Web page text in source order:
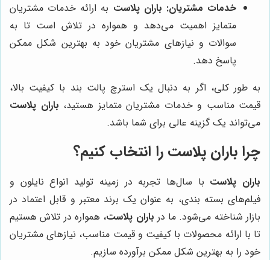
خدمات مشتریان: باران پلاست به ارائه خدمات مشتریان
متمایز اهمیت می‌دهد و همواره در تلاش است تا به
سوالات و نیازهای مشتریان خود به بهترین شکل ممکن
پاسخ دهد.
به طور کلی، اگر به دنبال یک استرچ پالت بند با کیفیت بالا،
قیمت مناسب و خدمات مشتریان متمایز هستید، باران پلاست
می‌تواند یک گزینه عالی برای شما باشد.
چرا باران پلاست را انتخاب کنیم؟
باران پلاست با سال‌ها تجربه در زمینه تولید انواع نایلون و
فیلم‌های بسته بندی، به عنوان یک برند معتبر و قابل اعتماد در
بازار شناخته می‌شود. ما در باران پلاست، همواره در تلاش هستیم
تا با ارائه محصولات با کیفیت و قیمت مناسب، نیازهای مشتریان
خود را به بهترین شکل ممکن برآورده سازیم.